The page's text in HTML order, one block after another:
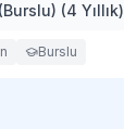
(4 Yıllık)
Burslu